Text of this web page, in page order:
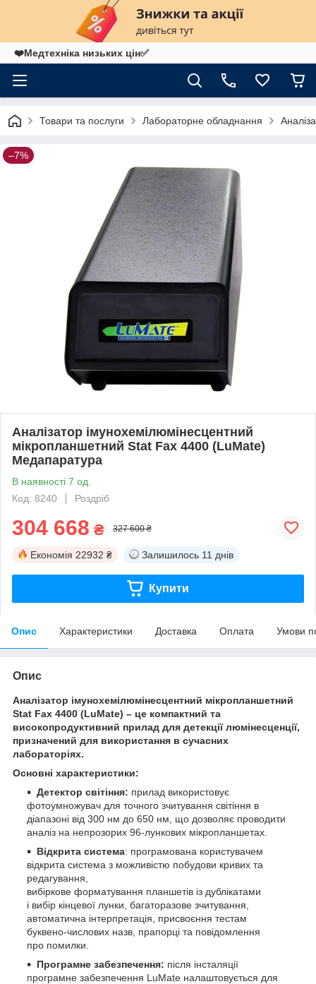
❤️Медтехніка низьких цін✅
Товари та послуги Лабораторне обладнання
–7%
Аналізатор імунохемілюмінесцентний
мікропланшетний Stat Fax 4400 (LuMate)
Медапаратура
В наявності 7 од.
Код: 8240
Роздріб
304 668 ₴ 327 600 ₴
Економія 22932 ₴ Залишилось 11 днів
Купити
Опис Характеристики Доставка Оплата Умови
Опис
Аналізатор імунохемілюмінесцентний мікропланшетний
Stat Fax 4400 (LuMate) – це компактний та
високопродуктивний прилад для детекції люмінесценції,
призначений для використання в сучасних
лабораторіях.
Основні характеристики:
Детектор світіння: прилад використовує
фотоумножувач для точного зчитування світіння в
діапазоні від 300 нм до 650 нм, що дозволяє проводити
аналіз на непрозорих 96-лункових мікропланшетах.
Відкрита система: програмована користувачем
відкрита система з можливістю побудови кривих та
редагування,
вибіркове форматування планшетів із дублікатами
і вибір кінцевої лунки, багаторазове зчитування,
автоматична інтерпретація, присвоєння тестам
буквено-числових назв, прапорці та повідомлення
про помилки.
Програмне забезпечення: після інсталяції
програмне забезпечення LuMate налаштовується для